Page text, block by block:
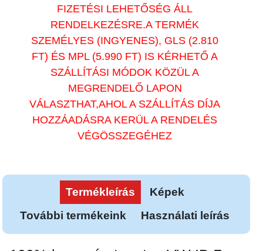
FIZETÉSI LEHETŐSÉG ÁLL
RENDELKEZÉSRE.A TERMÉK
SZEMÉLYES (INGYENES), GLS (2.810
FT) ÉS MPL (5.990 FT) IS KÉRHETŐ A
SZÁLLÍTÁSI MÓDOK KÖZÜL A
MEGRENDELŐ LAPON
VÁLASZTHAT,AHOL A SZÁLLÍTÁS DÍJA
HOZZÁADÁSRA KERÜL A RENDELÉS
VÉGÖSSZEGÉHEZ
Termékleírás
Képek
További termékeink
Használati leírás